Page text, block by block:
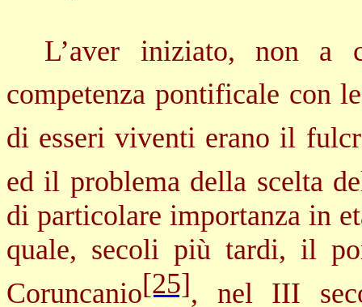
L’aver iniziato, non a
competenza pontificale con
di esseri viventi erano il
ed il problema della scelta
di particolare importanza in
quale, secoli più tardi, il
Coruncanio[25], nel III